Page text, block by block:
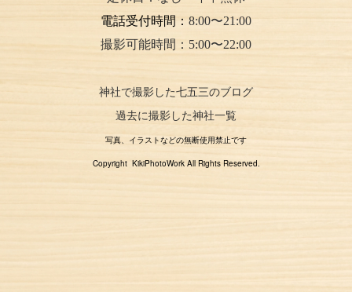
電話受付時間： 8:00〜21:00
撮影可能時間：5:00〜22:00
神社で撮影した七五三のブログ
過去に撮影した神社一覧
写真、イラストなどの無断使用禁止です
Copyright KikiPhotoWork All Rights Reserved.